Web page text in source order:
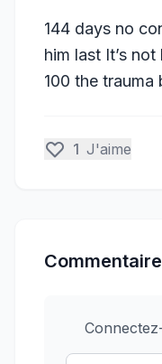
144 days no
him last It’s
100 the trauma
1 J'aime